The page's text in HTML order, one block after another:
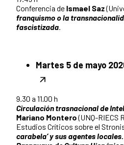
Conferencia de Ismael Saz
franquismo o la
fascistizada.
Martes 5 de mayo
9.30 a 11.00 h
Circulación trasnacional de
Mariano Montero(UNQ-RIECS
Estudios Críticos sobre el
carabela’ y sus agentes